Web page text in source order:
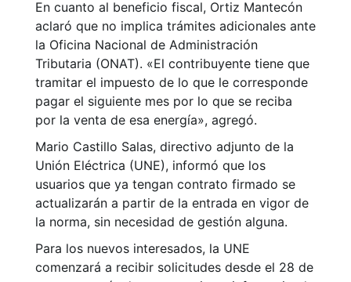
En cuanto al beneficio fiscal, Ortiz Mantecón
aclaró que no implica trámites adicionales ante
la Oficina Nacional de Administración
Tributaria (ONAT). «El contribuyente tiene que
tramitar el impuesto de lo que le corresponde
pagar el siguiente mes por lo que se reciba
por la venta de esa energía», agregó.
Mario Castillo Salas, directivo adjunto de la
Unión Eléctrica (UNE), informó que los
usuarios que ya tengan contrato firmado se
actualizarán a partir de la entrada en vigor de
la norma, sin necesidad de gestión alguna.
Para los nuevos interesados, la UNE
comenzará a recibir solicitudes desde el 28 de